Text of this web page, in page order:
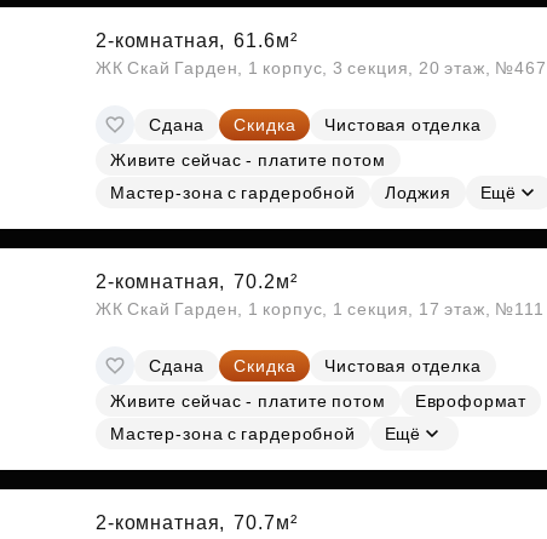
2-комнатная, 61.6м²
ЖК Скай Гарден, 1 корпус, 3 секция, 20 этаж, №467
Сдана Скидка
Чистовая отделка
Живите сейчас - платите потом
Мастер-зона с гардеробной
Лоджия Ещё
2-комнатная, 70.2м²
ЖК Скай Гарден, 1 корпус, 1 секция, 17 этаж, №111
Сдана Скидка
Чистовая отделка
Живите сейчас - платите потом
Евроформат
Мастер-зона с гардеробной
Ещё
2-комнатная, 70.7м²